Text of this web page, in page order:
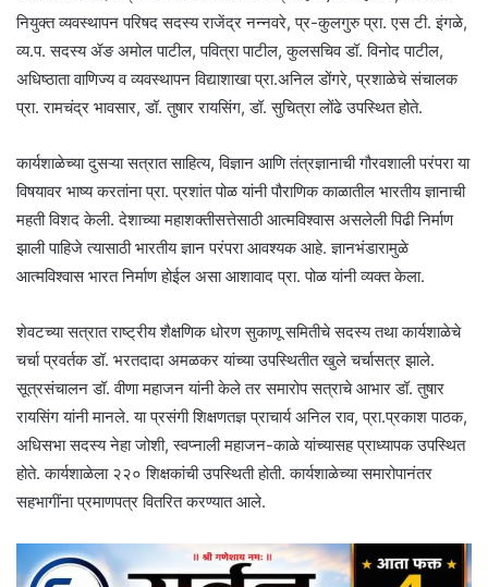
नियुक्त व्यवस्थापन परिषद सदस्य राजेंद्र नन्नवरे, प्र-कुलगुरु प्रा. एस टी. इंगळे,
व्य.प. सदस्य ॲङ अमोल पाटील, पवित्रा पाटील, कुलसचिव डॉ. विनोद पाटील,
अधिष्ठाता वाणिज्य व व्यवस्थापन विद्याशाखा प्रा.अनिल डोंगरे, प्रशाळेचे संचालक
प्रा. रामचंद्र भावसार, डॉ. तुषार रायसिंग, डॉ. सुचित्रा लोंढे उपस्थित होते.
कार्यशाळेच्या दुसऱ्या सत्रात साहित्य, विज्ञान आणि तंत्रज्ञानाची गौरवशाली परंपरा या
विषयावर भाष्य करतांना प्रा. प्रशांत पोळ यांनी पौराणिक काळातील भारतीय ज्ञानाची
महती विशद केली. देशाच्या महाशक्तीसत्तेसाठी आत्मविश्वास असलेली पिढी निर्माण
झाली पाहिजे त्यासाठी भारतीय ज्ञान परंपरा आवश्यक आहे. ज्ञानभंडारामुळे
आत्मविश्वास भारत निर्माण होईल असा आशावाद प्रा. पोळ यांनी व्यक्त केला.
शेवटच्या सत्रात राष्ट्रीय शैक्षणिक धोरण सुकाणू समितीचे सदस्य तथा कार्यशाळेचे
चर्चा प्रवर्तक डॉ. भरतदादा अमळकर यांच्या उपस्थितीत खुले चर्चासत्र झाले.
सूत्रसंचालन डॉ. वीणा महाजन यांनी केले तर समारोप सत्राचे आभार डॉ. तुषार
रायसिंग यांनी मानले. या प्रसंगी शिक्षणतज्ञ प्राचार्य अनिल राव, प्रा.प्रकाश पाठक,
अधिसभा सदस्य नेहा जोशी, स्वप्नाली महाजन-काळे यांच्यासह प्राध्यापक उपस्थित
होते. कार्यशाळेला २२० शिक्षकांची उपस्थिती होती. कार्यशाळेच्या समारोपानंतर
सहभागींना प्रमाणपत्र वितरित करण्यात आले.